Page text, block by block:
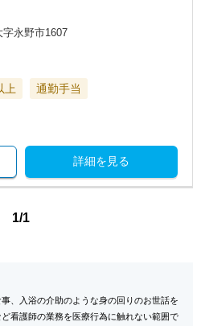
永野市1607
上
通勤手当
詳細を見る
1/1
、入浴の介助のような身の回りのお世話を
看護師の業務を医療行為に触れない範囲で